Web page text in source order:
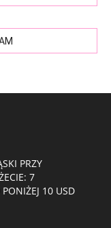
PRZY
7
10 USD